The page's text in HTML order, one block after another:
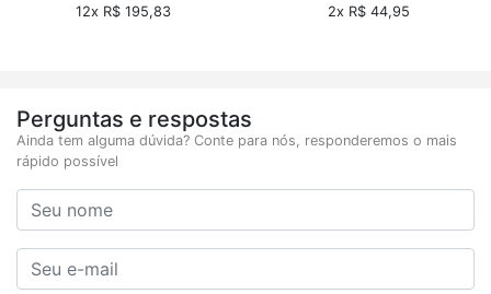
12x R$ 195,83
2x R$ 44,95
Perguntas e respostas
Ainda tem alguma dúvida? Conte para nós, responderemos o mais
rápido possível